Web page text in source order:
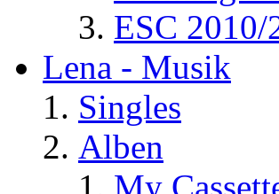
ESC 2010/
Lena - Musik
Singles
Alben